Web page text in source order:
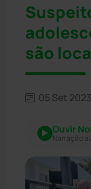
são
05 Set
Ouvir
Narração